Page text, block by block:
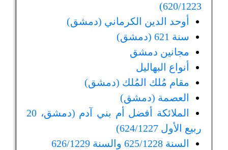
620/1223)
أوحد الدين الكرماني (دمشق)
سنة 621 (دمشق)
مجانين دمشق
أنواع البهاليل
مقام مُلك المُلك (دمشق)
العصمة (دمشق)
الملائكة أفضل أم بني آدم (دمشق، 20
ربيع الأول 624/1227)
السنة 625/1228 والسنة 626/1229